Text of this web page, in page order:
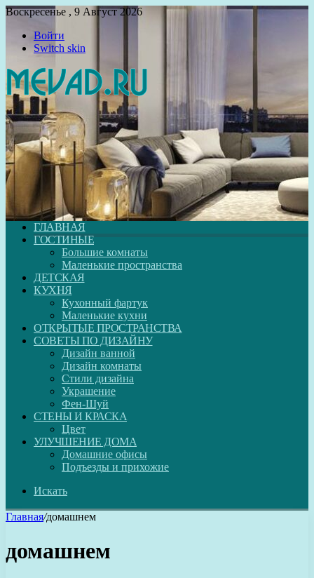
Воскресенье , 9 Август 2026
Войти
Switch skin
ГЛАВНАЯ
ГОСТИНЫЕ
Большие комнаты
Маленькие пространства
ДЕТСКАЯ
КУХНЯ
Кухонный фартук
Маленькие кухни
ОТКРЫТЫЕ ПРОСТРАНСТВА
СОВЕТЫ ПО ДИЗАЙНУ
Дизайн ванной
Дизайн комнаты
Стили дизайна
Украшение
Фен-Шуй
СТЕНЫ И КРАСКА
Цвет
УЛУЧШЕНИЕ ДОМА
Домашние офисы
Подъезды и прихожие
Искать
Главная/домашнем
домашнем